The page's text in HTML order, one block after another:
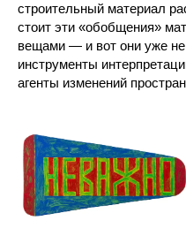
строительный материал
стоит эти «обобщения»
вещами — и вот они уже
инструменты
агенты изменений